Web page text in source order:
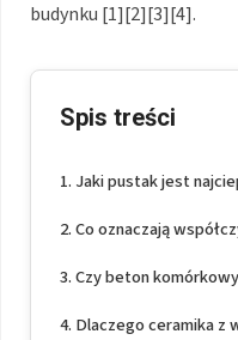
budynku [1][2][3][4].
Spis treści
Jaki pustak jest
Co oznaczają
Czy beton
Dlaczego ceramika z